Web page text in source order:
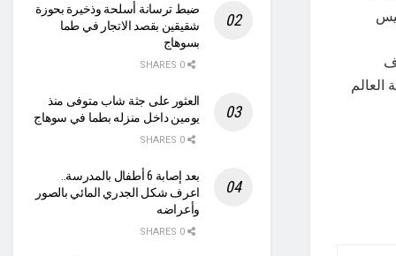
العالم
ضبط ترسانة أسلحة وذخيرة بحوزة
شقيقين بقصد الاتجار في طما
بسوهاج
العثور على جثة شاب متوفى منذ
يومين داخل منزله بطما في سوهاج
بعد إصابة 6 أطفال بالمدرسة..
اعرف شكل الجدري المائي بالصور
وأعراضه